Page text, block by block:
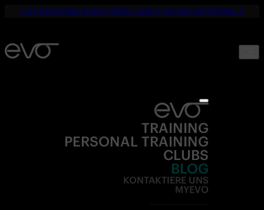
☀️ DEIN SOMMER. DEINE FITNESS. NUR 19,90€ BIS SEPTEMBER. 💪
TRAINING
PERSONAL TRAINING
CLUBS
BLOG
KONTAKTIERE UNS
MYEVO